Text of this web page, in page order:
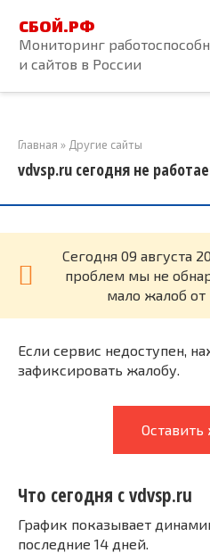
контенту
СБОЙ.РФ
Мониторинг
и сайтов в России
Главная » Другие сайты
vdvsp.ru сегодня не
Cегодня 09 августа
проблем мы не
мало жалоб от
Если сервис недоступен,
зафиксировать жалобу.
Оставить
Что сегодня с vdvsp.ru
График показывает
последние 14 дней.